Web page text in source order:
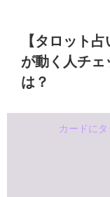
【タロット
が動く人チェ
は？
カードに